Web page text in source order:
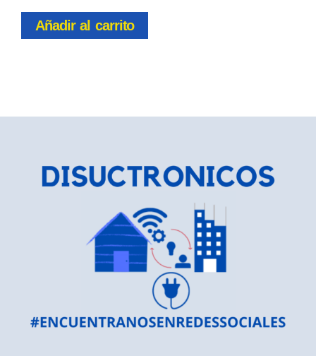
Añadir al carrito